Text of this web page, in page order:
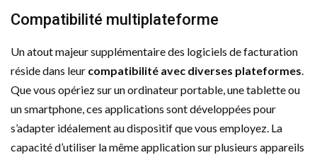
Compatibilité multiplateforme
Un atout majeur supplémentaire des logiciels de facturation
réside dans leur compatibilité avec diverses plateformes
Que vous opériez sur un ordinateur portable, une tablette ou
un smartphone, ces applications sont développées pour
s’adapter idéalement au dispositif que vous employez. La
capacité d’utiliser la même application sur plusieurs appareils